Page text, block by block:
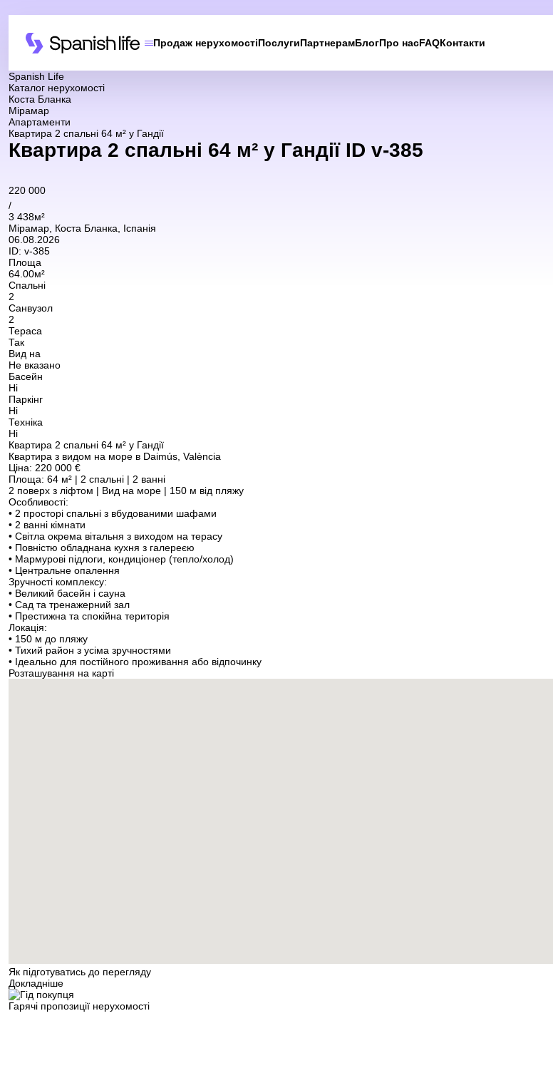
Продаж нерухомостіПослугиПартнерамБлогПро насFAQКонтакти
Spanish Life
Каталог нерухомості
Коста Бланка
Мірамар
Апартаменти
Квартира 2 спальні 64 м² у Гандії
Квартира 2 спальні 64 м² у Гандії ID v-385
220 000
/
3 438м²
Мірамар, Коста Бланка, Іспанія
06.08.2026
ID: v-385
Площа
64.00м²
Спальні
2
Санвузол
2
Тераса
Так
Вид на
Не вказано
Басейн
Ні
Паркінг
Ні
Техніка
Ні
Квартира 2 спальні 64 м² у Гандії
Квартира з видом на море в Daimús, València
Ціна: 220 000 €
Площа: 64 м² | 2 спальні | 2 ванні
2 поверх з ліфтом | Вид на море | 150 м від пляжу
Особливості:
• 2 просторі спальні з вбудованими шафами
• 2 ванні кімнати
• Світла окрема вітальня з виходом на терасу
• Повністю обладнана кухня з галереєю
• Мармурові підлоги, кондиціонер (тепло/холод)
• Центральне опалення
Зручності комплексу:
• Великий басейн і сауна
• Сад та тренажерний зал
• Престижна та спокійна територія
Локація:
• 150 м до пляжу
• Тихий район з усіма зручностями
• Ідеально для постійного проживання або відпочинку
Розташування на карті
Як підготуватись до перегляду
Докладніше
Гарячі пропозиції нерухомості